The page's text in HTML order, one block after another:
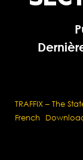
TRAFFIX – The
French